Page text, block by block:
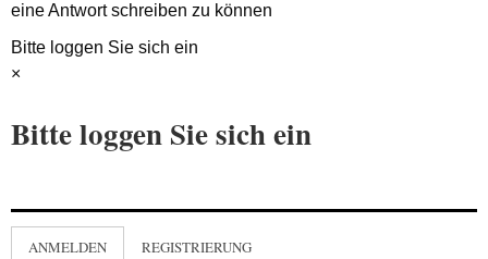
eine Antwort schreiben zu können
Bitte loggen Sie sich ein
×
Bitte loggen Sie sich ein
ANMELDEN REGISTRIERUNG